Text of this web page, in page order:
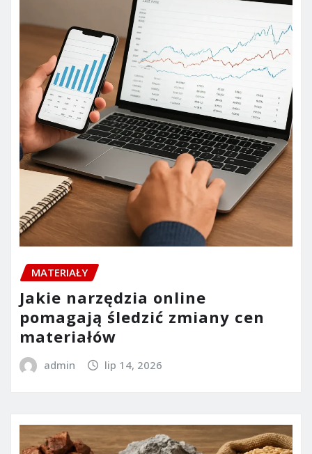
MATERIAŁY
Jakie narzędzia online
pomagają śledzić zmiany cen
materiałów
admin lip 14, 2026